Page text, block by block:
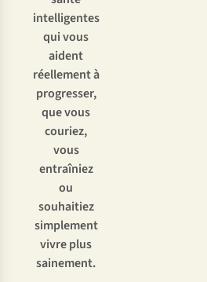
intelligentes
qui vous
aident
réellement à
progresser,
que vous
couriez,
vous
entraîniez
ou
souhaitiez
simplement
vivre plus
sainement.